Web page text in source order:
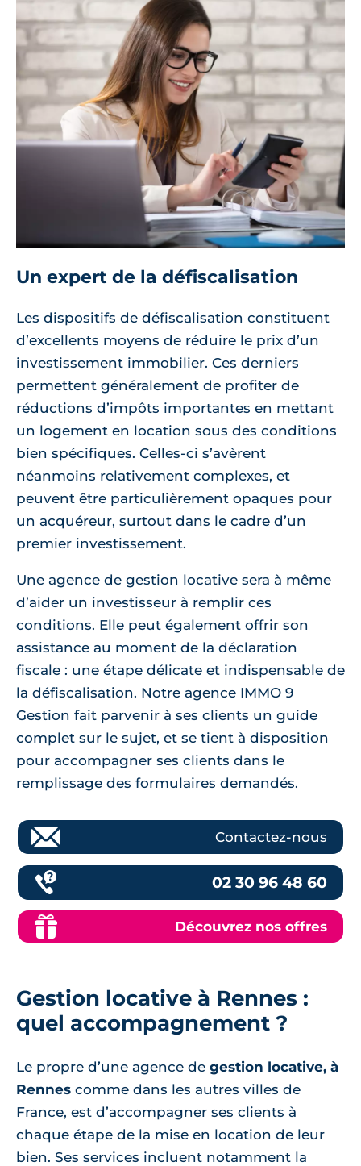
Un expert de la défiscalisation
Les dispositifs de défiscalisation constituent
d’excellents moyens de réduire le prix d’un
investissement immobilier. Ces derniers
permettent généralement de profiter de
réductions d’impôts importantes en mettant
un logement en location sous des conditions
bien spécifiques. Celles-ci s’avèrent
néanmoins relativement complexes, et
peuvent être particulièrement opaques pour
un acquéreur, surtout dans le cadre d’un
premier investissement.
Une agence de gestion locative sera à même
d’aider un investisseur à remplir ces
conditions. Elle peut également offrir son
assistance au moment de la déclaration
fiscale : une étape délicate et indispensable de
la défiscalisation. Notre agence IMMO 9
Gestion fait parvenir à ses clients un guide
complet sur le sujet, et se tient à disposition
pour accompagner ses clients dans le
remplissage des formulaires demandés.
Contactez-nous
02 30 96 48 60
Découvrez nos offres
Gestion locative à Rennes :
quel accompagnement ?
Le propre d’une agence de gestion locative, à
Rennes comme dans les autres villes de
France, est d’accompagner ses clients à
chaque étape de la mise en location de leur
bien. Ses services incluent notamment la